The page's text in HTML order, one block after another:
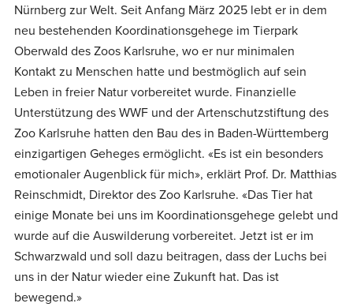
Nürnberg zur Welt. Seit Anfang März 2025 lebt er in dem
neu bestehenden Koordinationsgehege im Tierpark
Oberwald des Zoos Karlsruhe, wo er nur minimalen
Kontakt zu Menschen hatte und bestmöglich auf sein
Leben in freier Natur vorbereitet wurde. Finanzielle
Unterstützung des WWF und der Artenschutzstiftung des
Zoo Karlsruhe hatten den Bau des in Baden-Württemberg
einzigartigen Geheges ermöglicht. «Es ist ein besonders
emotionaler Augenblick für mich», erklärt Prof. Dr. Matthias
Reinschmidt, Direktor des Zoo Karlsruhe. «Das Tier hat
einige Monate bei uns im Koordinationsgehege gelebt und
wurde auf die Auswilderung vorbereitet. Jetzt ist er im
Schwarzwald und soll dazu beitragen, dass der Luchs bei
uns in der Natur wieder eine Zukunft hat. Das ist
bewegend.»